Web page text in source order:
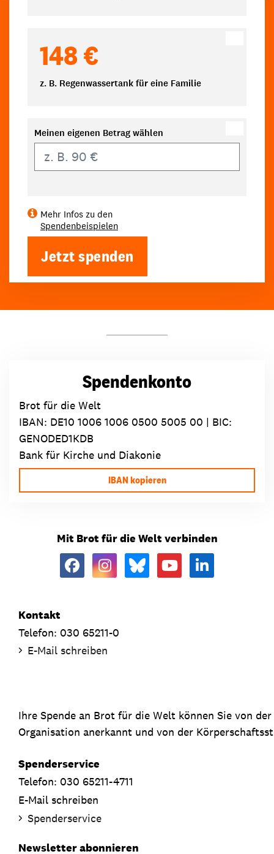
148 €
z. B. Regenwassertank für eine Familie
Meinen eigenen Betrag wählen
Mehr Infos zu den
Spendenbeispielen
Jetzt spenden
Spendenkonto
Brot für die Welt
IBAN: DE10 1006 1006 0500 5005 00 | BIC:
GENODED1KDB
Bank für Kirche und Diakonie
IBAN kopieren
Mit Brot für die Welt verbinden
Kontakt
Telefon: 030 65211-0
E-Mail schreiben
Ihre Spende an Brot für die Welt können Sie von
Organisation anerkannt und von der
Spenderservice
Telefon: 030 65211-4711
E-Mail schreiben
Spenderservice
Newsletter abonnieren